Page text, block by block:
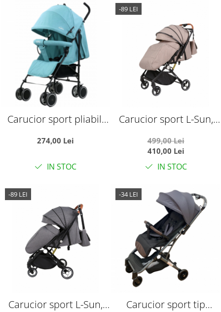
Carucior sport pliabil,
S500 Turquoise
274,00 Lei
IN STOC
-89 LEI
Carucior sport L-Sun,
troller, cu maner
reversibil, husa de
picioare si gentuta
499,00 Lei
410,00 Lei
IN STOC
-89 LEI
Carucior sport L-Sun,
-34 LEI
Carucior sport tip